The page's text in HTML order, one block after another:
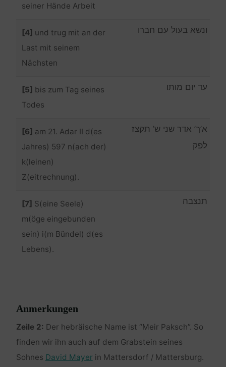
seiner Hände Arbeit
[4] und trug mit an der
Last mit seinem
Nächsten
ונשא בעול עם חברו
[5] bis zum Tag seines
Todes
עד יום מותו
[6] am 21. Adar II d(es
Jahres) 597 n(ach der)
k(leinen)
Z(eitrechnung).
א’ך’ אדר שני ש’ תקצז
לפק
[7] S(eine Seele)
m(öge eingebunden
sein) i(m Bündel) d(es
Lebens).
תנצבה
Anmerkungen
Zeile 2: Der hebräische Name ist “Meir Paksch”. So
finden wir ihn auch auf dem Grabstein seines
Sohnes David Mayer in Mattersdorf / Mattersburg.